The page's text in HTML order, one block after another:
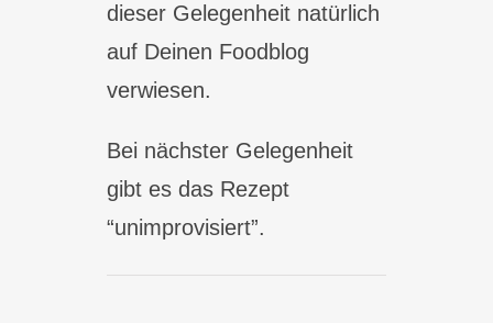
dieser Gelegenheit natürlich
auf Deinen Foodblog
verwiesen.
Bei nächster Gelegenheit
gibt es das Rezept
“unimprovisiert”.